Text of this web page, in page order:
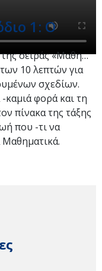
1: Ο
σειράς «Μαθη…
10 λεπτών για
σχεδίων.
φορά και τη
πίνακα της τάξης
που -τι να